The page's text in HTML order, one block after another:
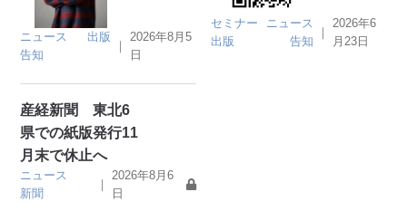
ニュース
出版
告知
｜
2026年8月5
日
セミナー
ニュース
出版
告知
｜
2026年6
月23日
産経新聞 東北6
県での紙版発行11
月末で休止へ
ニュース
新聞
｜
2026年8月6
日